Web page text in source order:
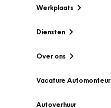
Werkplaats
Diensten
Over ons
Vacature Automonteur
Autoverhuur